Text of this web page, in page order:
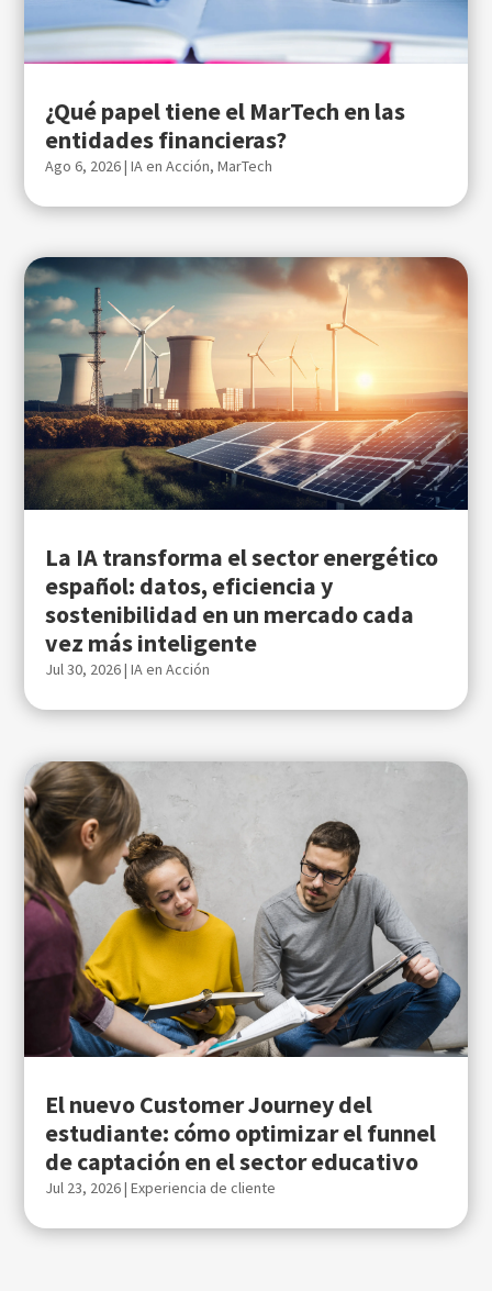
¿Qué papel tiene el MarTech en las
entidades financieras?
Ago 6, 2026|IA en Acción,MarTech
La IA transforma el sector energético
español: datos, eficiencia y
sostenibilidad en un mercado cada
vez más inteligente
Jul 30, 2026|IA en Acción
El nuevo Customer Journey del
estudiante: cómo optimizar el funnel
de captación en el sector educativo
Jul 23, 2026|Experiencia de cliente